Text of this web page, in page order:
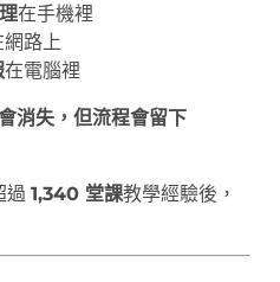
在手機裡
網路上
在電腦裡
消失，但流程會留下
過 1,340 堂課教學經驗後，